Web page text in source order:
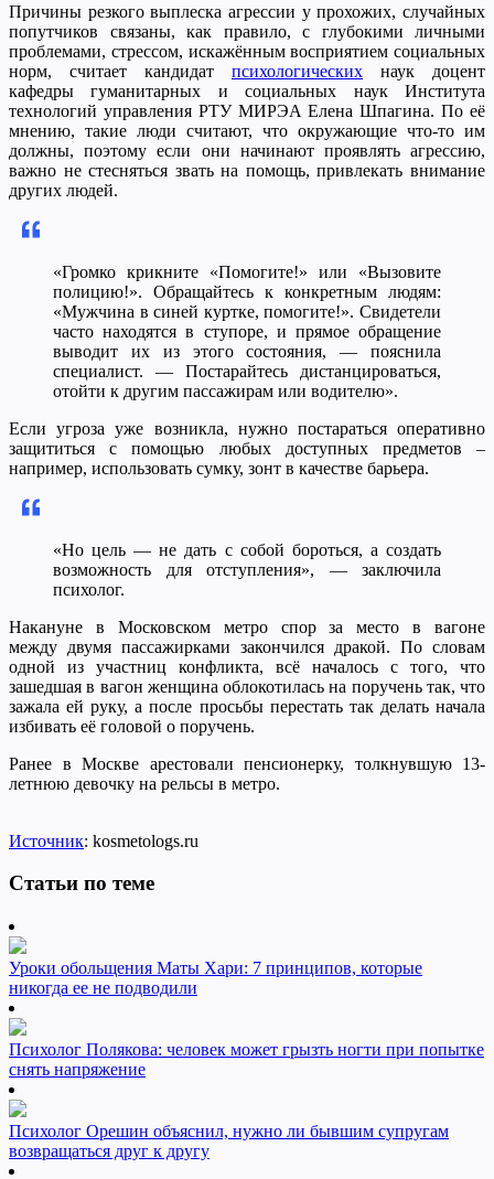
Причины резкого выплеска агрессии у прохожих, случайных
попутчиков связаны, как правило, с глубокими личными
проблемами, стрессом, искажённым восприятием социальных
норм, считает кандидат психологических наук доцент
кафедры гуманитарных и социальных наук Института
технологий управления РТУ МИРЭА Елена Шпагина. По её
мнению, такие люди считают, что окружающие что-то им
должны, поэтому если они начинают проявлять агрессию,
важно не стесняться звать на помощь, привлекать внимание
других людей.
«Громко крикните «Помогите!» или «Вызовите
полицию!». Обращайтесь к конкретным людям:
«Мужчина в синей куртке, помогите!». Свидетели
часто находятся в ступоре, и прямое обращение
выводит их из этого состояния, — пояснила
специалист. — Постарайтесь дистанцироваться,
отойти к другим пассажирам или водителю».
Если угроза уже возникла, нужно постараться оперативно
защититься с помощью любых доступных предметов –
например, использовать сумку, зонт в качестве барьера.
«Но цель — не дать с собой бороться, а создать
возможность для отступления», — заключила
психолог.
Накануне в Московском метро спор за место в вагоне
между двумя пассажирками закончился дракой. По словам
одной из участниц конфликта, всё началось с того, что
зашедшая в вагон женщина облокотилась на поручень так, что
зажала ей руку, а после просьбы перестать так делать начала
избивать её головой о поручень.
Ранее в Москве арестовали пенсионерку, толкнувшую 13-
летнюю девочку на рельсы в метро.
Источник: kosmetologs.ru
Статьи по теме
Уроки обольщения Маты Хари: 7 принципов, которые
никогда ее не подводили
Психолог Полякова: человек может грызть ногти при попытке
снять напряжение
Психолог Орешин объяснил, нужно ли бывшим супругам
возвращаться друг к другу